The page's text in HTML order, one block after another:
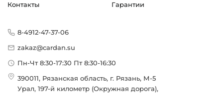
Контакты
Гарантии
8-4912-47-37-06
zakaz@cardan.su
Пн-Чт 8:30-17:30 Пт 8:30-16:30
390011, Рязанская область, г. Рязань, М-5
Урал, 197-й километр (Окружная дорога),